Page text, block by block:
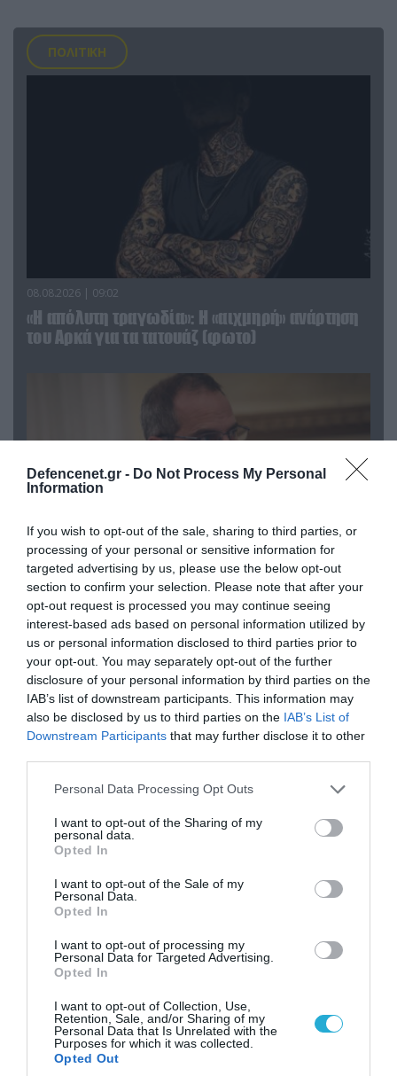
Defencenet.gr - Do Not Process My Personal
Information
If you wish to opt-out of the sale, sharing to third parties, or
processing of your personal or sensitive information for
targeted advertising by us, please use the below opt-out
section to confirm your selection. Please note that after your
opt-out request is processed you may continue seeing
interest-based ads based on personal information utilized by
us or personal information disclosed to third parties prior to
your opt-out. You may separately opt-out of the further
disclosure of your personal information by third parties on the
IAB’s list of downstream participants. This information may
also be disclosed by us to third parties on the IAB’s List of
Downstream Participants that may further disclose it to other
Please note that this website/app uses one or more Google
not limited to your visit or usage behaviour. You may click to
grant or deny consent to Google and its third-party tags to
use your data for below specified purposes in below Google
consent section.
Personal Data Processing Opt Outs
I want to opt-out of the Sharing of my
personal data.
Opted In
I want to opt-out of the Sale of my
Personal Data.
Opted In
I want to opt-out of processing my
Personal Data for Targeted Advertising.
Opted In
I want to opt-out of Collection, Use,
Retention, Sale, and/or Sharing of my
Personal Data that Is Unrelated with the
Purposes for which it was collected.
Opted Out
ΠΟΛΙΤΙΚΗ
08.08.2026 | 09:02
«Η απόλυτη τραγωδία»: Η «αιχμηρή» ανάρτηση
του Αρκά για τα τατουάζ (φωτο)
07.08.2026 | 20:02
Ο Γιάννης Αλαφούζος «τέλειωσε» τον
Κωνσταντίνο Ζούλα από τον ΣΚΑΪ – Ο λόγος της
απομάκρυνσής του
06.08.2026 | 14:02
Αθήνα: Απομακρύνθηκαν παράνομα
αντικείμενα από κοινόχρηστους χώρους